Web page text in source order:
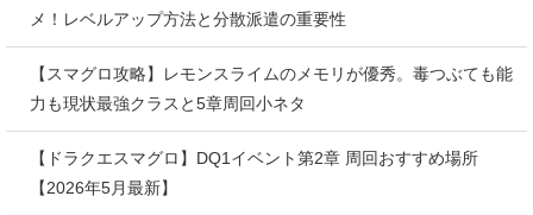
メ！レベルアップ方法と分散派遣の重要性
【スマグロ攻略】レモンスライムのメモリが優秀。毒つぶても能
力も現状最強クラスと5章周回小ネタ
【ドラクエスマグロ】DQ1イベント第2章 周回おすすめ場所
【2026年5月最新】